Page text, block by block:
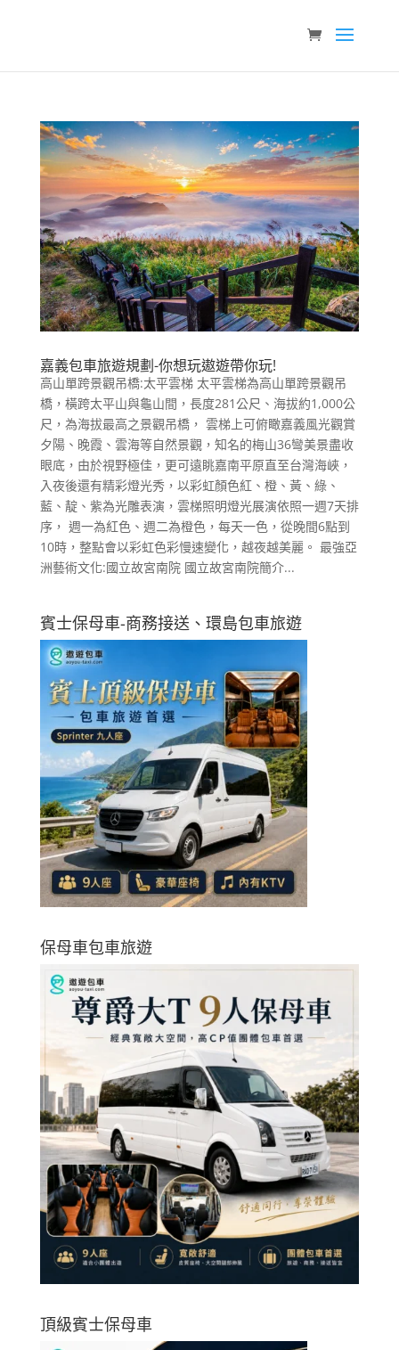
嘉義包車旅遊規劃-你想玩遨遊帶你玩!
高山單跨景觀吊橋:太平雲梯 太平雲梯為高山單跨景觀吊
橋，橫跨太平山與龜山間，長度281公尺、海拔約1,000公
尺，為海拔最高之景觀吊橋， 雲梯上可俯瞰嘉義風光觀賞
夕陽、晚霞、雲海等自然景觀，知名的梅山36彎美景盡收
眼底，由於視野極佳，更可遠眺嘉南平原直至台灣海峽，
入夜後還有精彩燈光秀，以彩虹顏色紅、橙、黃、綠、
藍、靛、紫為光雕表演，雲梯照明燈光展演依照一週7天排
序， 週一為紅色、週二為橙色，每天一色，從晚間6點到
10時，整點會以彩虹色彩慢速變化，越夜越美麗。 最強亞
洲藝術文化:國立故宮南院 國立故宮南院簡介...
賓士保母車-商務接送、環島包車旅遊
保母車包車旅遊
頂級賓士保母車